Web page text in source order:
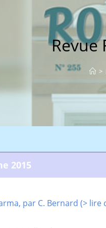
Revue
>
2015
par C. Bernard (> lire